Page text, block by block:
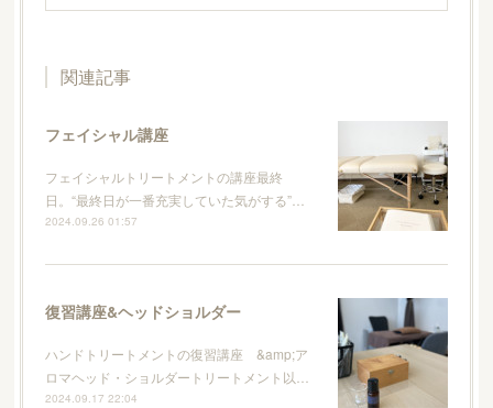
関連記事
フェイシャル講座
フェイシャルトリートメントの講座最終
日。“最終日が一番充実していた気がする”…
2024.09.26 01:57
復習講座&ヘッドショルダー
ハンドトリートメントの復習講座 &amp;ア
ロマヘッド・ショルダートリートメント以…
2024.09.17 22:04